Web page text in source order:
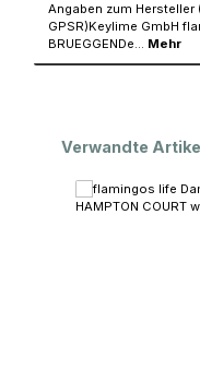
Angaben zum
GPSR)Keylime GmbH
BRUEGGENDe… Mehr
Produktgalerie
Verwandte